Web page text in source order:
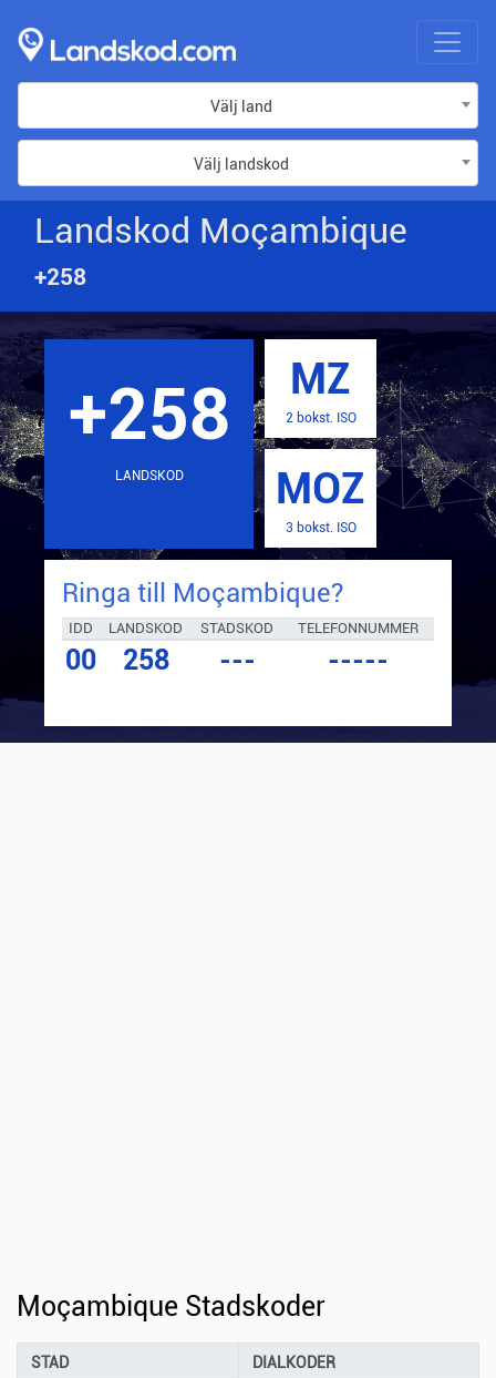
Välj land
Välj landskod
Landskod Moçambique
+258
+258
LANDSKOD
MZ
2 bokst. ISO
MOZ
3 bokst. ISO
Ringa till Moçambique?
IDD LANDSKOD STADSKOD TELEFONNUMMER
00 258 --- -----
Moçambique Stadskoder
STAD DIALKODER